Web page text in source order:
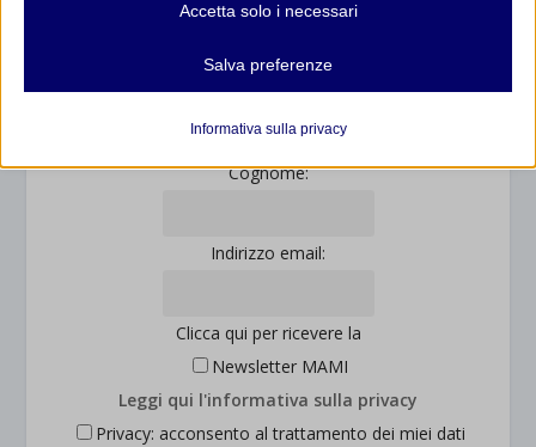
... oppure inserisci i tuoi dati:
Nome:
Cognome:
Indirizzo email:
Clicca qui per ricevere la
Newsletter MAMI
Leggi qui l'informativa sulla privacy
Privacy: acconsento al trattamento dei miei dati
e servizi non richiedono il consenso dell'utente secondo il GDPR.
Analitici
interagiscono con il nostro sito web.
esplicitamente categorizzati.
Mostra dettagli
et-saved-post*
Accetta solo i necessari
Salva preferenze
Informativa sulla privacy